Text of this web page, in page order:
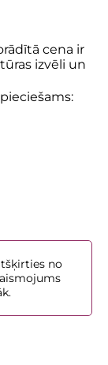
cena ir
izvēli un
no